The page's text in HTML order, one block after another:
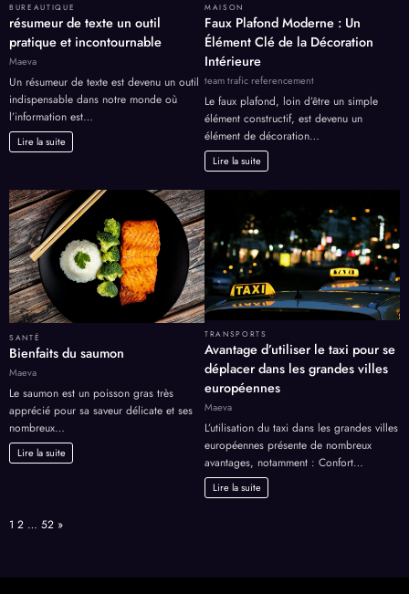
BUREAUTIQUE
résumeur de texte un outil
pratique et incontournable
Maeva
Un résumeur de texte est devenu un outil
indispensable dans notre monde où
l’information est…
Lire la suite
MAISON
Faux Plafond Moderne : Un
Élément Clé de la Décoration
Intérieure
team trafic referencement
Le faux plafond, loin d’être un simple
élément constructif, est devenu un
élément de décoration…
Lire la suite
SANTÉ
Bienfaits du saumon
Maeva
Le saumon est un poisson gras très
apprécié pour sa saveur délicate et ses
nombreux…
Lire la suite
TRANSPORTS
Avantage d’utiliser le taxi pour se
déplacer dans les grandes villes
européennes
Maeva
L’utilisation du taxi dans les grandes villes
européennes présente de nombreux
avantages, notamment : Confort…
Lire la suite
Page:
1 2 … 52 Next
»